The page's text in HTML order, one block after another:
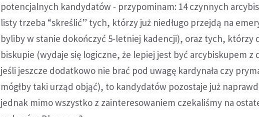
potencjalnych kandydatów - przypominam: 14 czynnych
listy trzeba “skreślić” tych, którzy już niedługo przejdą na
byliby w stanie dokończyć 5-letniej kadencji), oraz tych, którzy
biskupie (wydaje się logiczne, że lepiej jest być arcybiskupem z
jeśli jeszcze dodatkowo nie brać pod uwagę kardynała czy
mógłby taki urząd objąć), to kandydatów pozostaje już
jednak mimo wszystko z zainteresowaniem czekaliśmy na